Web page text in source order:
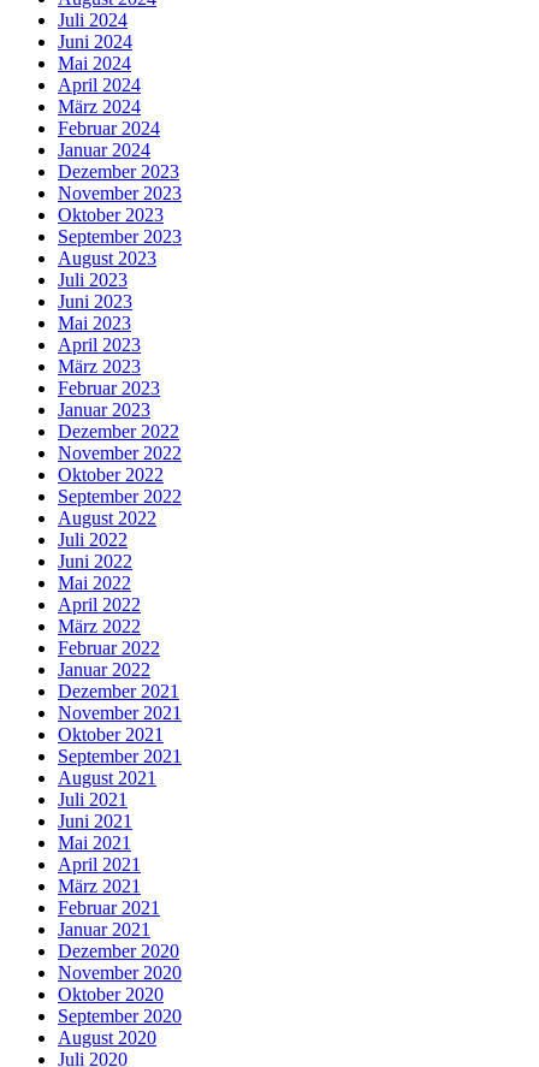
Juli 2024
Juni 2024
Mai 2024
April 2024
März 2024
Februar 2024
Januar 2024
Dezember 2023
November 2023
Oktober 2023
September 2023
August 2023
Juli 2023
Juni 2023
Mai 2023
April 2023
März 2023
Februar 2023
Januar 2023
Dezember 2022
November 2022
Oktober 2022
September 2022
August 2022
Juli 2022
Juni 2022
Mai 2022
April 2022
März 2022
Februar 2022
Januar 2022
Dezember 2021
November 2021
Oktober 2021
September 2021
August 2021
Juli 2021
Juni 2021
Mai 2021
April 2021
März 2021
Februar 2021
Januar 2021
Dezember 2020
November 2020
Oktober 2020
September 2020
August 2020
Juli 2020